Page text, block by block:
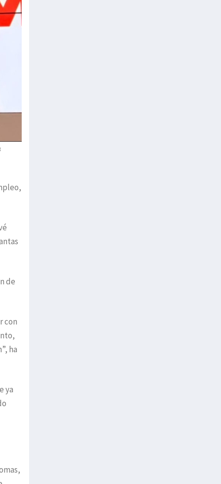
de
con
ha
ya